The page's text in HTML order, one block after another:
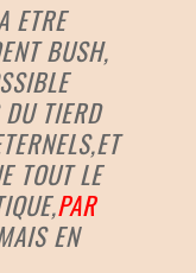
ETRE
BUSH,
DU TIERD
TOUT LE
PAR
EN